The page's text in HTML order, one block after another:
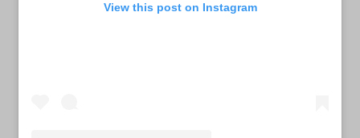
View this post on Instagram